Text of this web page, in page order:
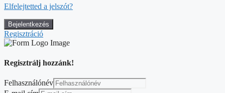
Elfelejtetted a jelszót?
Regisztráció
Regisztrálj hozzánk!
Felhasználónév